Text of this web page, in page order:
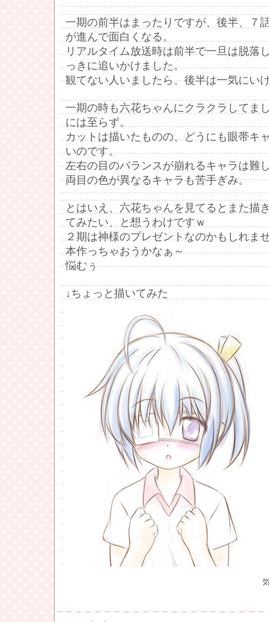
一期の前半はまったりですが、後半、７
が進んで面白くなる。
リアルタイム放送時は前半で一旦は脱落
っきに追いかけました。
観てない人いましたら、後半は一気にい
一期の時も六花ちゃんにクラクラしてま
には至らず。
カットは描いたものの、どうにも眼帯キ
いのです。
左右の目のバランスが崩れるキャラは難
両目の色が異なるキャラも苦手ぎみ。
とはいえ、六花ちゃんを見てるとまた描
てみたい、と想うわけですｗ
２期は神様のプレゼントなのかもしれま
本作っちゃおうかなぁ～
悩むぅ
↓ちょっと描いてみた